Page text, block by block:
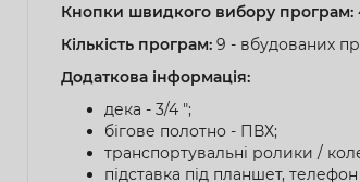
Кнопки швидкого вибору програм:
Кількість програм: 9 - вбудованих
Додаткова інформація:
дека - 3/4 ";
бігове полотно - ПВХ;
транспортувальні ролики /
підставка під планшет,